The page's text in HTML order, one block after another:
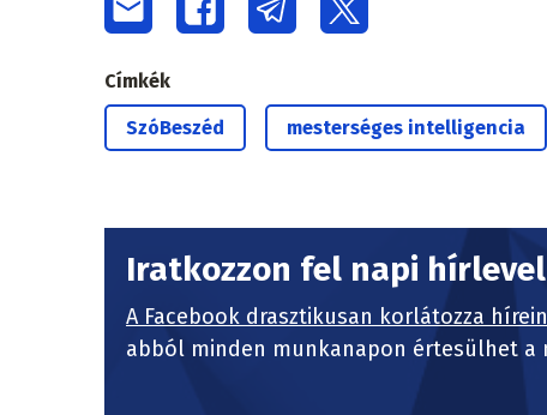
Címkék
SzóBeszéd mesterséges intelligencia
Iratkozzon fel napi
A Facebook drasztikusan korlátozza
abból minden munkanapon értesülhet